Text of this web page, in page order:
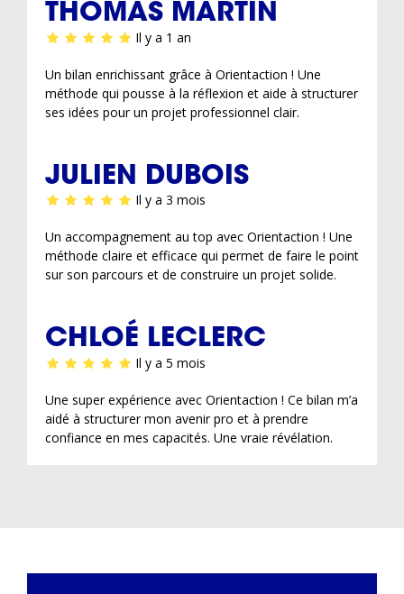
THOMAS MARTIN
Il y a 1 an
Un bilan enrichissant grâce à Orientaction ! Une
méthode qui pousse à la réflexion et aide à structurer
ses idées pour un projet professionnel clair.
JULIEN DUBOIS
Il y a 3 mois
Un accompagnement au top avec Orientaction ! Une
méthode claire et efficace qui permet de faire le point
sur son parcours et de construire un projet solide.
CHLOÉ LECLERC
Il y a 5 mois
Une super expérience avec Orientaction ! Ce bilan m’a
aidé à structurer mon avenir pro et à prendre
confiance en mes capacités. Une vraie révélation.